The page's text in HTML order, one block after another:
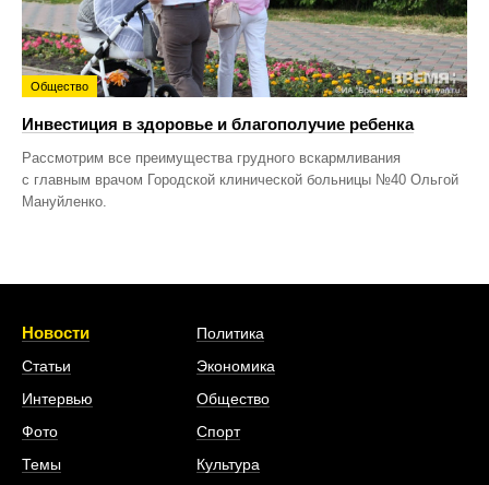
Общество
Инвестиция в здоровье и благополучие ребенка
Рассмотрим все преимущества грудного вскармливания
с главным врачом Городской клинической больницы №40 Ольгой
Мануйленко.
Новости
Статьи
Интервью
Фото
Темы
Политика
Экономика
Общество
Спорт
Культура